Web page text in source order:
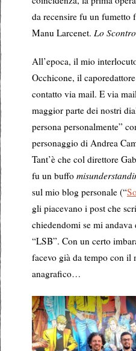
da recensire fu un fumetto
Manu Larcenet. Lo
All’epoca, il mio
Occhicone, il
contatto via mail. E via
maggior parte dei nostri
persona personalmente”
personaggio di Andrea
Tant’è che col direttore
fu un buffo
sul mio blog personale (“
gli piacevano i post che
chiedendomi se mi andava
“LSB”. Con un certo
facevo già da tempo con il
anagrafico…